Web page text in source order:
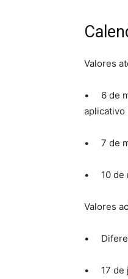
Valores
• 6 de
aplicativo
• 7 de
• 10 de
Valores
•
• 17 de